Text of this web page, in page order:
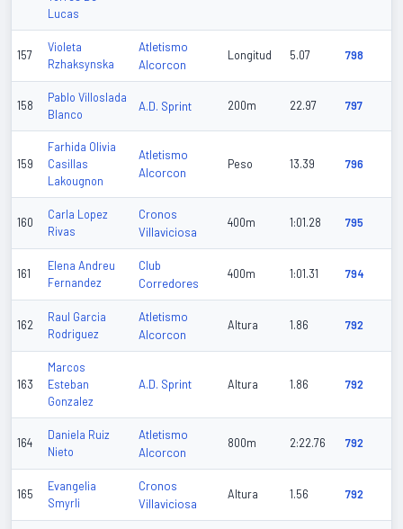
Lucas
157
Violeta
Rzhaksynska
Atletismo
Alcorcon
Longitud 5.07 798
158
Pablo Villoslada
Blanco
A.D. Sprint 200m 22.97 797
159
Farhida Olivia
Casillas
Lakougnon
Atletismo
Alcorcon
Peso 13.39 796
160
Carla Lopez
Rivas
Cronos
Villaviciosa
400m 1:01.28 795
161
Elena Andreu
Fernandez
Club
Corredores
400m 1:01.31 794
162
Raul Garcia
Rodriguez
Atletismo
Alcorcon
Altura 1.86 792
163
Marcos
Esteban
Gonzalez
A.D. Sprint Altura 1.86 792
164
Daniela Ruiz
Nieto
Atletismo
Alcorcon
800m 2:22.76 792
165
Evangelia
Smyrli
Cronos
Villaviciosa
Altura 1.56 792